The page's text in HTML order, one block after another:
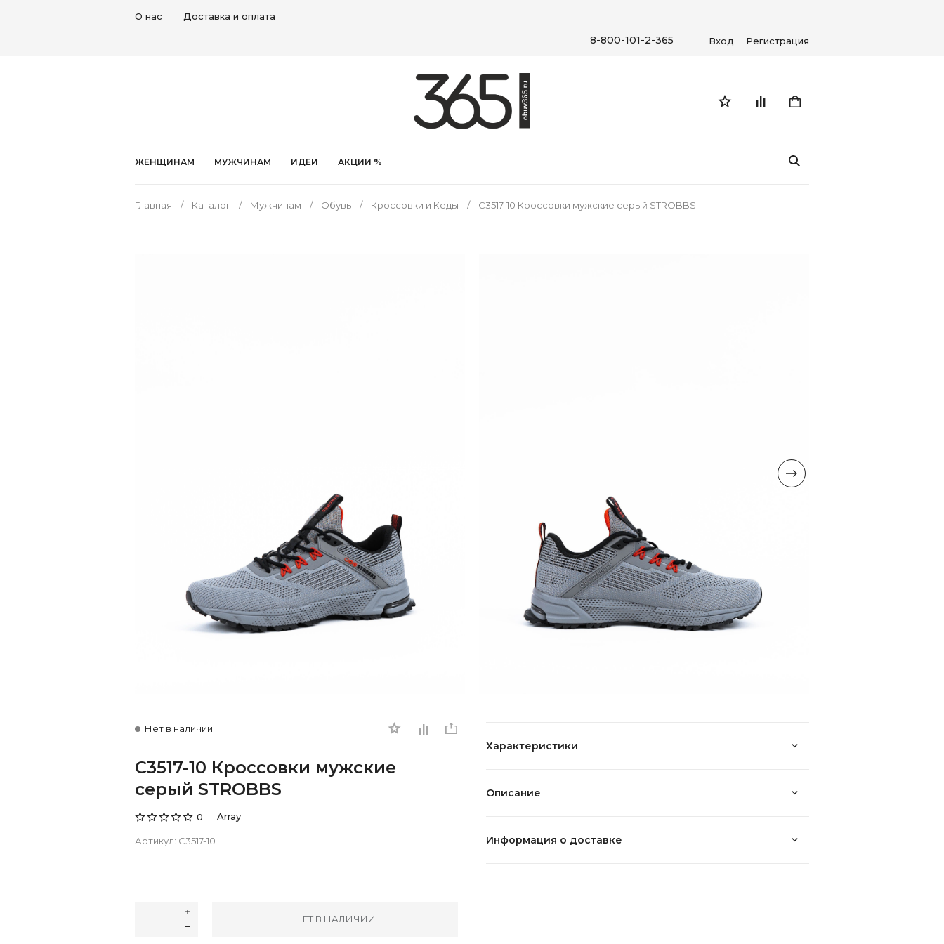
О нас Доставка и оплата
8-800-101-2-365 Вход Регистрация
ЖЕНЩИНАМ МУЖЧИНАМ ИДЕИ АКЦИИ %
Главная Каталог Мужчинам Обувь Кроссовки и Кеды C3517-10 Кроссовки мужские серый STROBBS
Нет в наличии
C3517-10 Кроссовки мужские
серый STROBBS
0 Array
Артикул: C3517-10
НЕТ В НАЛИЧИИ
Характеристики
Описание
Информация о доставке